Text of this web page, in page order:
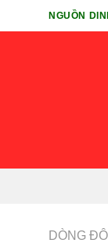
đến
NGUỒN
DÒNG